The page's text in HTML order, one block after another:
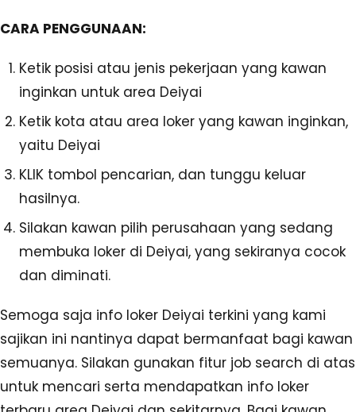
CARA PENGGUNAAN:
Ketik posisi atau jenis pekerjaan yang kawan
inginkan untuk area Deiyai
Ketik kota atau area loker yang kawan inginkan,
yaitu Deiyai
KLIK tombol pencarian, dan tunggu keluar
hasilnya.
Silakan kawan pilih perusahaan yang sedang
membuka loker di Deiyai, yang sekiranya cocok
dan diminati.
Semoga saja info loker Deiyai terkini yang kami
sajikan ini nantinya dapat bermanfaat bagi kawan
semuanya. Silakan gunakan fitur job search di atas
untuk mencari serta mendapatkan info loker